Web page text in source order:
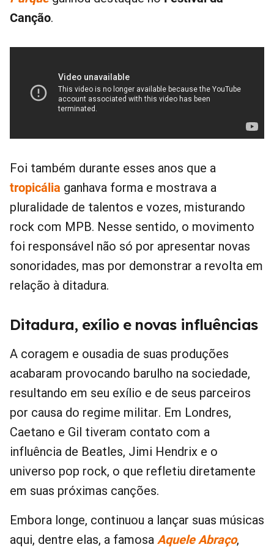
Canção.
Foi também durante esses anos que a
tropicália ganhava forma e mostrava a
pluralidade de talentos e vozes, misturando
rock com MPB. Nesse sentido, o movimento
foi responsável não só por apresentar novas
sonoridades, mas por demonstrar a revolta em
relação à ditadura.
Ditadura, exílio e novas influências
A coragem e ousadia de suas produções
acabaram provocando barulho na sociedade,
resultando em seu exílio e de seus parceiros
por causa do regime militar. Em Londres,
Caetano e Gil tiveram contato com a
influência de Beatles, Jimi Hendrix e o
universo pop rock, o que refletiu diretamente
em suas próximas canções.
Embora longe, continuou a lançar suas músicas
aqui, dentre elas, a famosa Aquele Abraço,